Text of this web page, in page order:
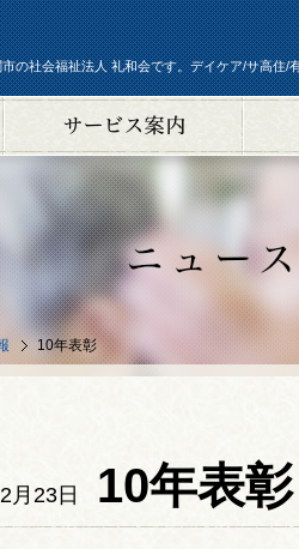
市の社会福祉法人 礼和会です。デイケア/サ高住/
10年表彰
月23日 10年表